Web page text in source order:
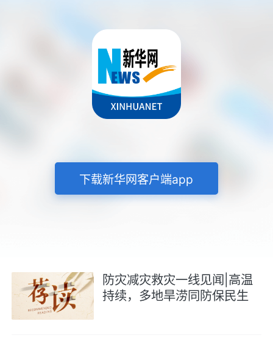
下载新华网客户端app
防灾减灾救灾一线见闻|高温
持续，多地旱涝同防保民生